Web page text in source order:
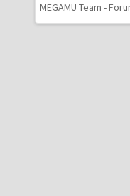
MEGAMU Team -